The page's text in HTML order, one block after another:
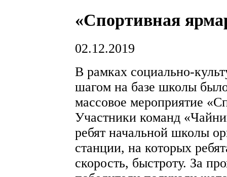
«Спортивная
02.12.2019
В рамках социально-
шагом на базе школы
массовое мероприятие
Участники команд
ребят начальной школы
станции, на которых
скорость, быстроту. За